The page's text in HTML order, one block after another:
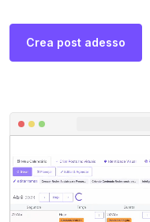
Crea post adesso